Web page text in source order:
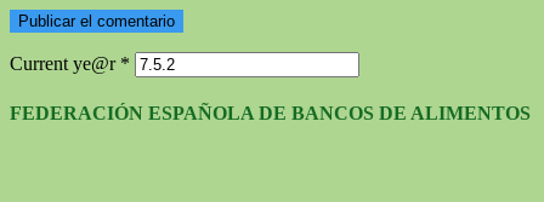
Current ye@r *
FEDERACIÓN ESPAÑOLA DE BANCOS DE ALIMENTOS